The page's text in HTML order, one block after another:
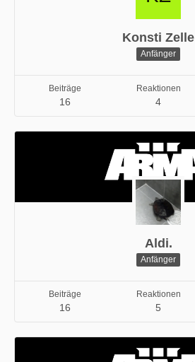
Konsti Zelle
Anfänger
Beiträge
16
Reaktionen
4
Aldi.
Anfänger
Beiträge
16
Reaktionen
5